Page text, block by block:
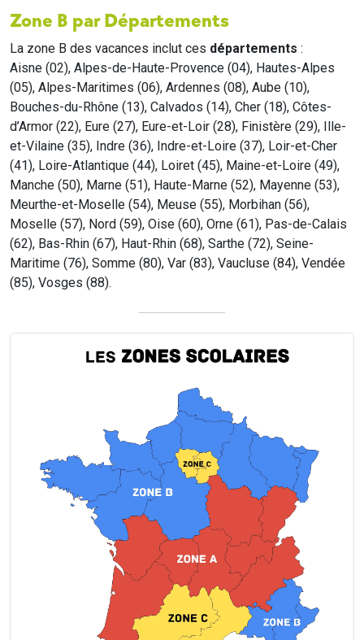
Zone B par Départements
La zone B des vacances inclut ces départements :
Aisne (02), Alpes-de-Haute-Provence (04), Hautes-Alpes
(05), Alpes-Maritimes (06), Ardennes (08), Aube (10),
Bouches-du-Rhône (13), Calvados (14), Cher (18), Côtes-
d’Armor (22), Eure (27), Eure-et-Loir (28), Finistère (29), Ille-
et-Vilaine (35), Indre (36), Indre-et-Loire (37), Loir-et-Cher
(41), Loire-Atlantique (44), Loiret (45), Maine-et-Loire (49),
Manche (50), Marne (51), Haute-Marne (52), Mayenne (53),
Meurthe-et-Moselle (54), Meuse (55), Morbihan (56),
Moselle (57), Nord (59), Oise (60), Orne (61), Pas-de-Calais
(62), Bas-Rhin (67), Haut-Rhin (68), Sarthe (72), Seine-
Maritime (76), Somme (80), Var (83), Vaucluse (84), Vendée
(85), Vosges (88).